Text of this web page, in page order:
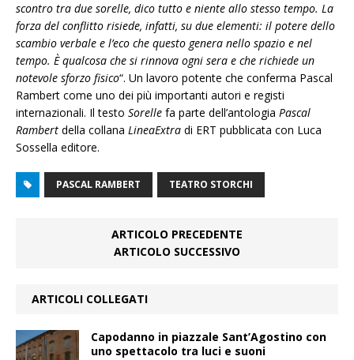
scontro tra due sorelle, dico tutto e niente allo stesso tempo. La
forza del conflitto risiede, infatti, su due elementi: il potere dello
scambio verbale e l’eco che questo genera nello spazio e nel
tempo. È qualcosa che si rinnova ogni sera e che richiede un
notevole sforzo fisico“. Un lavoro potente che conferma Pascal
Rambert come uno dei più importanti autori e registi
internazionali. Il testo Sorelle fa parte dell’antologia Pascal
Rambert della collana LineaExtra di ERT pubblicata con Luca
Sossella editore.
PASCAL RAMBERT TEATRO STORCHI
ARTICOLO PRECEDENTE
ARTICOLO SUCCESSIVO
ARTICOLI COLLEGATI
Capodanno in piazzale Sant’Agostino con
uno spettacolo tra luci e suoni